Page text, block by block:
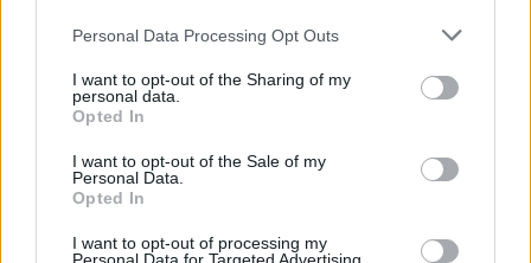
Please note that this website/app uses one or more Google
not limited to your visit or usage behaviour. You may click to
grant or deny consent to Google and its third-party tags to
use your data for below specified purposes in below Google
consent section.
Personal Data Processing Opt Outs
I want to opt-out of the Sharing of my
personal data.
Opted In
I want to opt-out of the Sale of my
Personal Data.
Opted In
I want to opt-out of processing my
HÁZON KÍVÜL # ADÁSRÉSZLETEK
SZEXUÁLIS VISSZAÉLÉS #SZEXUÁLIS MOLESZTÁLÁS